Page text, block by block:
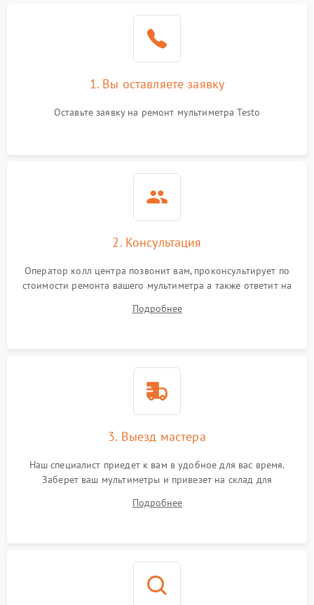
1. Вы оставляете заявку
Оставьте заявку на ремонт мультиметра Testo
2. Консультация
Оператор колл центра позвонит вам, проконсультирует по
стоимости ремонта вашего мультиметра а также ответит на
Подробнее
3. Выезд мастера
Наш специалист приедет к вам в удобное для вас время.
Заберет ваш мультиметры и привезет на склад для
Подробнее